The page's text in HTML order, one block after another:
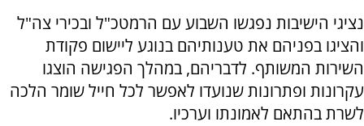
נציגי הישיבות נפגשו השבוע עם הרמטכ"ל ובכירי צה"ל
והציגו בפניהם את טענותיהם בנוגע ליישום פקודת
השירות המשותף. לדבריהם, במהלך הפגישה הוצגו
עקרונות ופתרונות שנועדו לאפשר לכל חייל שומר הלכה
לשרת בהתאם לאמונתו וערכיו.